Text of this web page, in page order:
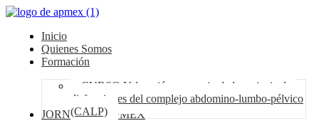
Inicio
Quienes Somos
Formación
CURSO Valoración y manejo de las principales
disfunciones del complejo abdomino-lumbo-pélvico
(CALP)
JORNADAS APMEX